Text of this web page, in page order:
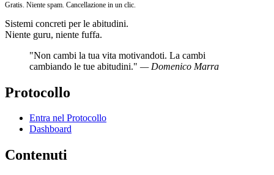
Gratis. Niente spam. Cancellazione in un clic.
Sistemi concreti per le abitudini.
Niente guru, niente fuffa.
"Non cambi la tua vita motivandoti. La cambi
cambiando le tue abitudini." — Domenico Marra
Protocollo
Entra nel Protocollo
Dashboard
Contenuti